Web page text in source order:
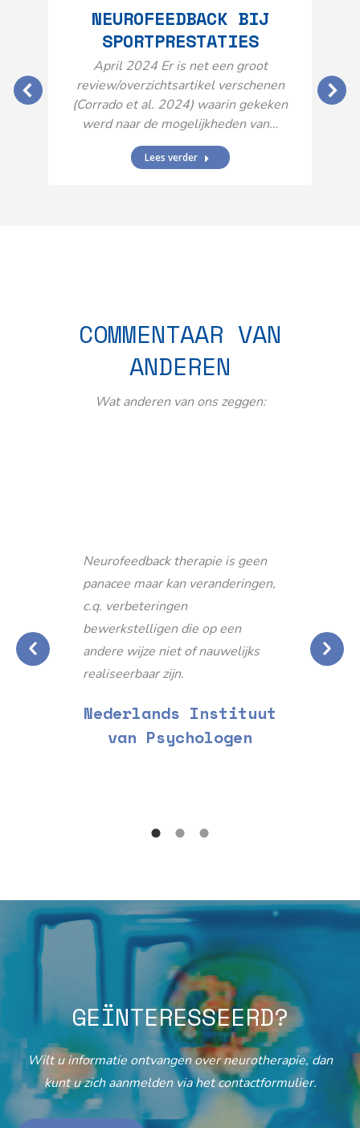
NEUROFEEDBACK BIJ
SPORTPRESTATIES
April 2024 Er is net een groot
review/overzichtsartikel verschenen
(Corrado et al. 2024) waarin gekeken
werd naar de mogelijkheden van…
Lees verder
COMMENTAAR VAN
ANDEREN
Wat anderen van ons zeggen:
Neurofeedback therapie is geen
panacee maar kan veranderingen,
c.q. verbeteringen
bewerkstelligen die op een
andere wijze niet of nauwelijks
realiseerbaar zijn.
Nederlands Instituut
van Psychologen
GEÏNTERESSEERD?
Wilt u informatie ontvangen over neurotherapie, dan
kunt u zich aanmelden via het contactformulier.